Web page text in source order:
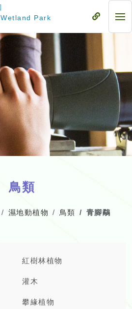
Park
流
流
動
鳥類
濕地動植物 鳥類 青腳鷸
紅樹林植物
灌木
攀緣植物